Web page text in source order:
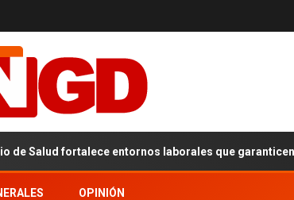
fortalece entornos laborales que garanticen el
OPINIÓN